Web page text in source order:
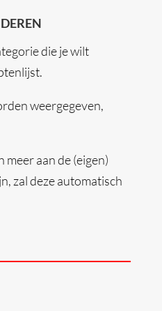
die je wilt
weergegeven,
meer aan de (eigen)
zal deze automatisch